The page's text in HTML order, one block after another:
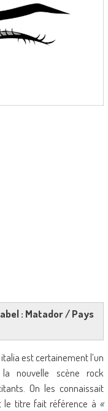
: Matador / Pays
est certainement l’un
nouvelle scène rock
On les connaissait
le titre fait référence à «